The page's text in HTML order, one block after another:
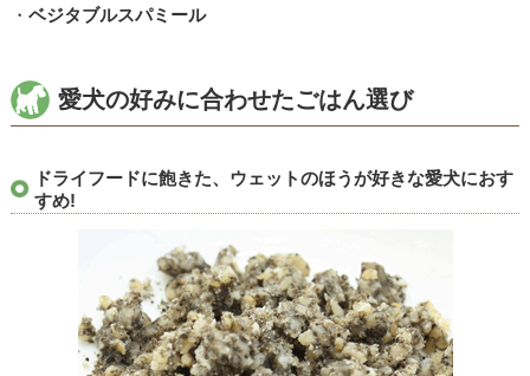
・ ベジタブルスパミール
愛犬の好みに合わせたごはん選び
ドライフードに飽きた、ウェットのほうが好きな愛犬におす
すめ!